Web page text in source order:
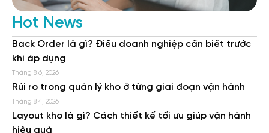
Hot News
Back Order là gì? Điều doanh nghiệp cần biết trước
khi áp dụng
Tháng 8 6, 2026
Rủi ro trong quản lý kho ở từng giai đoạn vận hành
Tháng 8 4, 2026
Layout kho là gì? Cách thiết kế tối ưu giúp vận hành
hiệu quả